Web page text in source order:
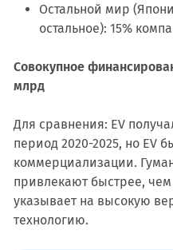
Остальной мир
остальное): 15%
Совокупное
млрд
Для сравнения: EV
период 2020-2025, но EV
коммерциализации.
привлекают быстрее,
указывает на высокую
технологию.